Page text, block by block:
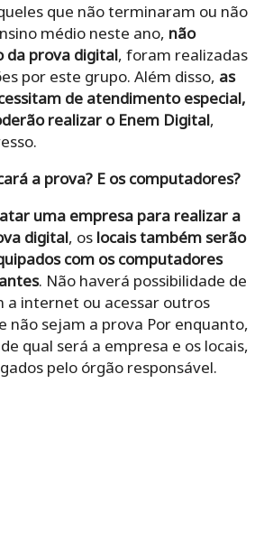
que não terminaram ou não
médio neste ano, não
da prova digital, foram realizadas
por este grupo. Além disso, as
de atendimento especial,
realizar o Enem Digital,
a prova? E os computadores?
uma empresa para realizar a
digital, os locais também serão
com os computadores
. Não haverá possibilidade de
a internet ou acessar outros
não sejam a prova Por enquanto,
qual será a empresa e os locais,
pelo órgão responsável.